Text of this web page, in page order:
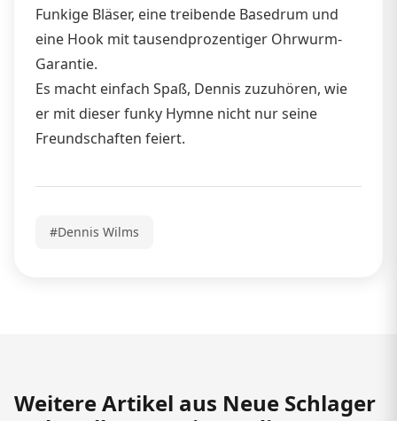
Funkige Bläser, eine treibende Basedrum und
eine Hook mit tausendprozentiger Ohrwurm-
Garantie.
Es macht einfach Spaß, Dennis zuzuhören, wie
er mit dieser funky Hymne nicht nur seine
Freundschaften feiert.
#Dennis Wilms
Weitere Artikel aus Neue Schlager